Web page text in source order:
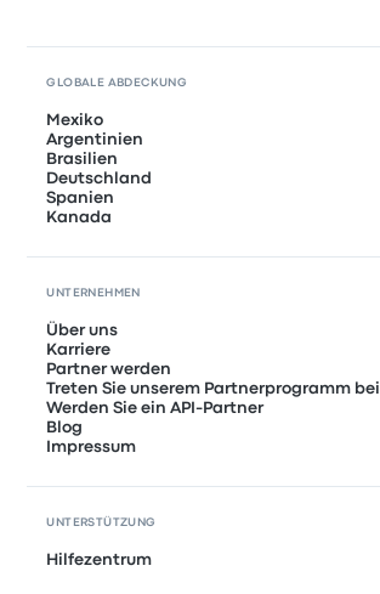
GLOBALE ABDECKUNG
Mexiko
Argentinien
Brasilien
Deutschland
Spanien
Kanada
UNTERNEHMEN
Über uns
Karriere
Partner werden
Treten Sie unserem Partnerprogramm bei
Werden Sie ein API-Partner
Blog
Impressum
UNTERSTÜTZUNG
Hilfezentrum